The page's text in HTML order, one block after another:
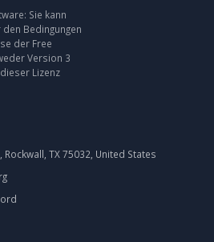
Sie kann
Bedingungen
der Free
Version 3
Lizenz
Rockwall, TX 75032, United States